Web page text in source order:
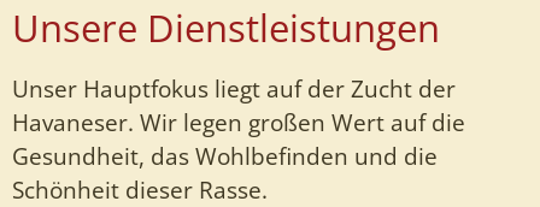
Unsere Dienstleistungen
Unser Hauptfokus liegt auf der Zucht der
Havaneser. Wir legen großen Wert auf die
Gesundheit, das Wohlbefinden und die
Schönheit dieser Rasse.